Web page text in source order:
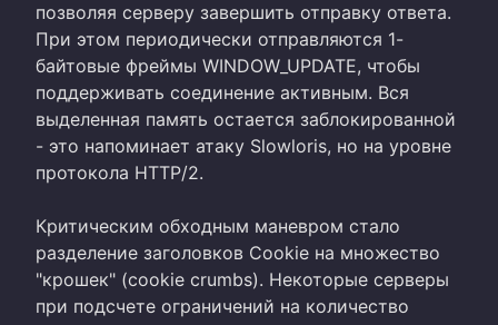
позволяя серверу завершить отправку ответа.
При этом периодически отправляются 1-
байтовые фреймы WINDOW_UPDATE, чтобы
поддерживать соединение активным. Вся
выделенная память остается заблокированной
- это напоминает атаку Slowloris, но на уровне
протокола HTTP/2.
Критическим обходным маневром стало
разделение заголовков Cookie на множество
"крошек" (cookie crumbs). Некоторые серверы
при подсчете ограничений на количество